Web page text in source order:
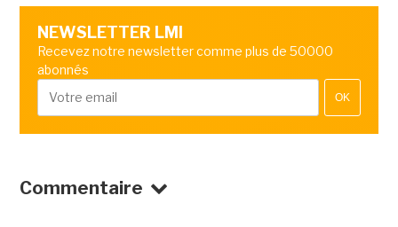
NEWSLETTER LMI
Recevez notre newsletter comme plus de 50000
abonnés
OK
Commentaire